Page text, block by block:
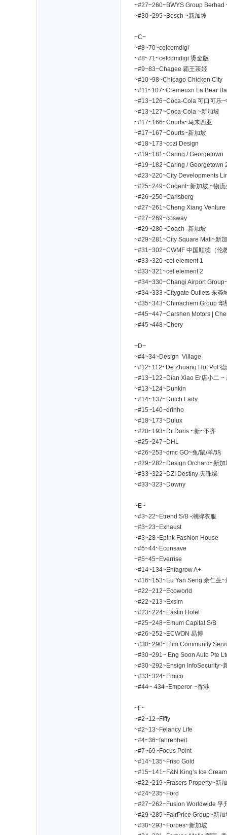
~#27~260~BWYS Group Berhad
~#30~295~Bosch ~新加坡
~C~
~#8~70~celcomdigi
~#8~71~celcomdigi 烫金版
~#9~83~Chagee 霸王茶姬
~#10~98~Chicago Chicken City
~#11~107~Cremeuxn La Bear
~#13~126~Coca-Cola 可口可乐~
~#13~127~Coca-Cola ~新加坡
~#17~166~Courts~马来西亚
~#17~167~Courts~新加坡
~#18~173~cozi Design
~#19~181~Caring / Georgetown
~#19~182~Caring / Georgetown
~#23~220~City Developments
~#25~249~Cogent~新加坡 ~物流
~#26~250~Carlsberg
~#27~261~Cheng Xiang Venture
~#27~269~cosway
~#29~280~Coach -新加坡
~#29~281~City Square Mall~新
~#31~302~CWMF 中国顺德（伦
~#33~320~cel element 1
~#33~321~cel element 2
~#34~330~Changi Airport
~#34~333~Citygate Outlets 东荟
~#35~343~Chinachem Group 华
~#45~447~Carshen Motors |
~#45~448~Chery
~D~
~#4~34~Design Village
~#12~112~De Zhuang Hot Pot
~#13~122~Dian Xiao Er店小二 ~
~#13~124~Dunkin
~#14~137~Dutch Lady
~#15~140~drinho
~#18~173~Dulux
~#20~193~Dr Doris ~新~不齐
~#25~247~DHL
~#26~253~dmc GO~兔/鼠/羊/鸡
~#29~282~Design Orchard~新加
~#33~322~DZI Destiny 天珠缘
~#33~323~Downy
~E~
~#3~22~Etrend S/B -潮牌衣服
~#3~23~Exhaust
~#3~28~Epink Fashion House
~#5~44~Econsave
~#5~45~Everrise
~#14~134~Enfagrow A+
~#16~153~Eu Yan Seng 余仁生~
~#22~212~Ecoworld
~#22~213~Exsim
~#23~224~Eastin Hotel
~#25~248~Emum Capital S/B
~#26~252~ECWON 易博
~#30~290~Elim Community
~#30~291~ Eng Soon Auto Pte
~#30~292~Ensign InfoSecurity~
~#33~324~Emico
~#44~·434~Emperor ~香港
~F~
~#2~12~Fiffy
~#2~13~Felancy Life
~#4~36~fahrenheit
~#7~69~Focus Point
~#14~135~Friso Gold
~#15~141~F&N King‘s Ice
~#22~219~Frasers Property~新
~#24~235~Ford
~#27~262~Fusion Worldwide 孚
~#29~285~FairPrice Group~新加
~#30~293~Forbes~新加坡